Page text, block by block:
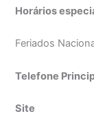
Horários
Feriados
Telefone
Site